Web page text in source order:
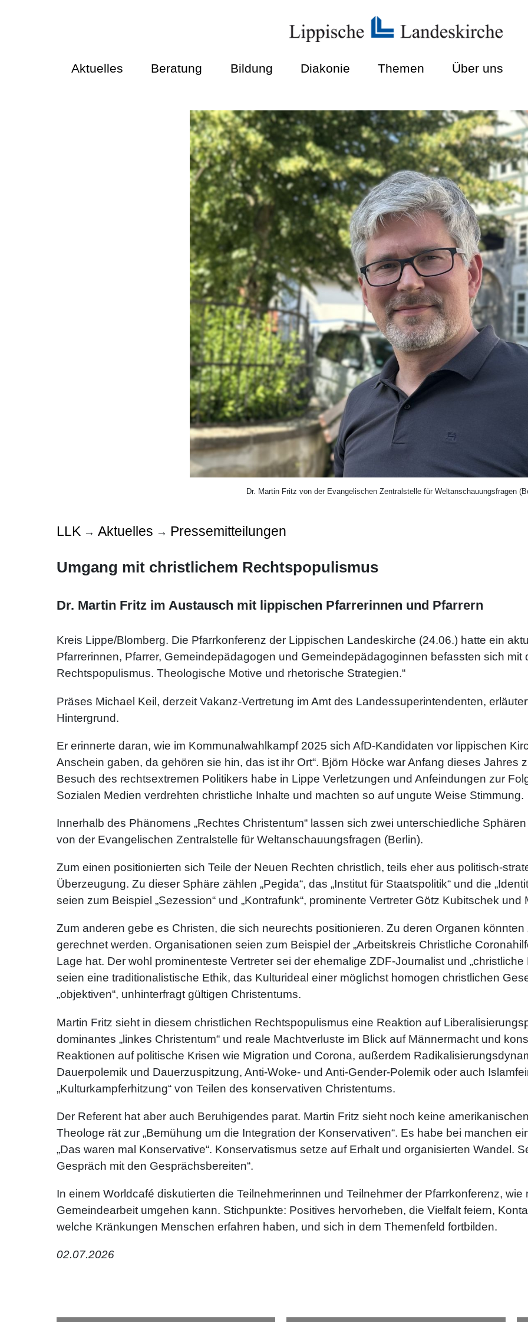
Aktuelles Beratung Bildung Diakonie Themen Über uns
Dr. Martin Fritz von der Evangelischen Zentralstelle für Weltanschauungsfragen
LLK → Aktuelles → Pressemitteilungen
Umgang mit christlichem Rechtspopulismus
Dr. Martin Fritz im Austausch mit lippischen Pfarrerinnen und Pfarrern
Kreis Lippe/Blomberg. Die Pfarrkonferenz der Lippischen Landeskirche (24.06.) hatte ein
Pfarrerinnen, Pfarrer, Gemeindepädagogen und Gemeindepädagoginnen befassten sich mit
Rechtspopulismus. Theologische Motive und rhetorische Strategien.“
Präses Michael Keil, derzeit Vakanz-Vertretung im Amt des Landessuperintendenten,
Hintergrund.
Er erinnerte daran, wie im Kommunalwahlkampf 2025 sich AfD-Kandidaten vor lippischen
Anschein gaben, da gehören sie hin, das ist ihr Ort“. Björn Höcke war Anfang dieses Jahres
Besuch des rechtsextremen Politikers habe in Lippe Verletzungen und Anfeindungen zur
Sozialen Medien verdrehten christliche Inhalte und machten so auf ungute Weise Stimmung.
Innerhalb des Phänomens „Rechtes Christentum“ lassen sich zwei unterschiedliche
von der Evangelischen Zentralstelle für Weltanschauungsfragen (Berlin).
Zum einen positionierten sich Teile der Neuen Rechten christlich, teils eher aus politisch-
Überzeugung. Zu dieser Sphäre zählen „Pegida“, das „Institut für Staatspolitik“ und die
seien zum Beispiel „Sezession“ und „Kontrafunk“, prominente Vertreter Götz Kubitschek und
Zum anderen gebe es Christen, die sich neurechts positionieren. Zu deren Organen könnten
gerechnet werden. Organisationen seien zum Beispiel der „Arbeitskreis Christliche
Lage hat. Der wohl prominenteste Vertreter sei der ehemalige ZDF-Journalist und
seien eine traditionalistische Ethik, das Kulturideal einer möglichst homogen christlichen
„objektiven“, unhinterfragt gültigen Christentums.
Martin Fritz sieht in diesem christlichen Rechtspopulismus eine Reaktion auf
dominantes „linkes Christentum“ und reale Machtverluste im Blick auf Männermacht und
Reaktionen auf politische Krisen wie Migration und Corona, außerdem
Dauerpolemik und Dauerzuspitzung, Anti-Woke- und Anti-Gender-Polemik oder auch
„Kulturkampferhitzung“ von Teilen des konservativen Christentums.
Der Referent hat aber auch Beruhigendes parat. Martin Fritz sieht noch keine
Theologe rät zur „Bemühung um die Integration der Konservativen“. Es habe bei manchen
„Das waren mal Konservative“. Konservatismus setze auf Erhalt und organisierten Wandel.
Gespräch mit den Gesprächsbereiten“.
In einem Worldcafé diskutierten die Teilnehmerinnen und Teilnehmer der Pfarrkonferenz,
Gemeindearbeit umgehen kann. Stichpunkte: Positives hervorheben, die Vielfalt feiern,
welche Kränkungen Menschen erfahren haben, und sich in dem Themenfeld fortbilden.
02.07.2026